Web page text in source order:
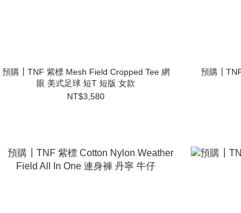
預購┃TNF 紫標 Mesh Field Cropped Tee 網
眼 美式足球 短T 短版 女款
NT$3,580
預購